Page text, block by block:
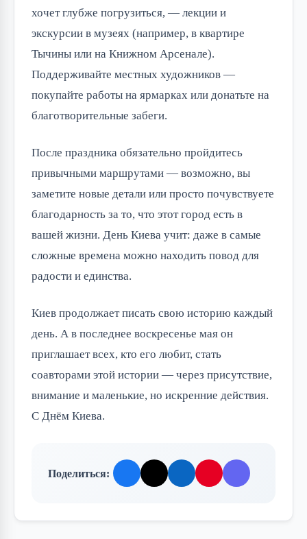
хочет глубже погрузиться, — лекции и
экскурсии в музеях (например, в квартире
Тычины или на Книжном Арсенале).
Поддерживайте местных художников —
покупайте работы на ярмарках или донатьте на
благотворительные забеги.
После праздника обязательно пройдитесь
привычными маршрутами — возможно, вы
заметите новые детали или просто почувствуете
благодарность за то, что этот город есть в
вашей жизни. День Киева учит: даже в самые
сложные времена можно находить повод для
радости и единства.
Киев продолжает писать свою историю каждый
день. А в последнее воскресенье мая он
приглашает всех, кто его любит, стать
соавторами этой истории — через присутствие,
внимание и маленькие, но искренние действия.
С Днём Киева.
Поделиться: